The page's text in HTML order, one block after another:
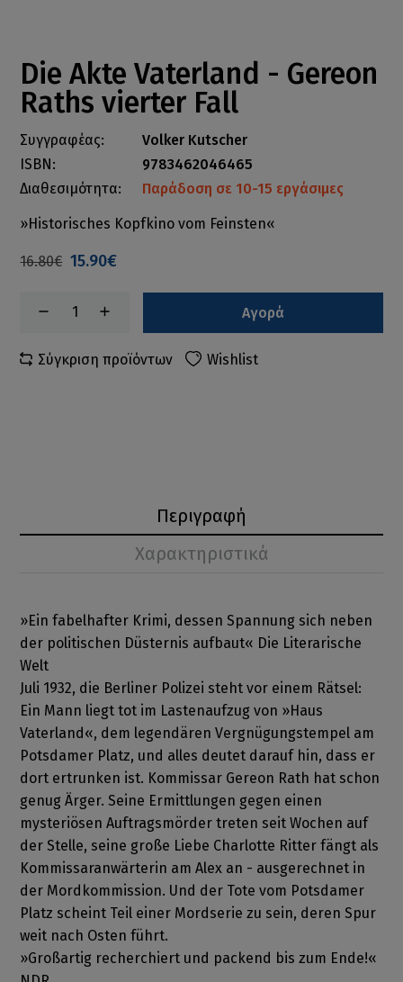
Die Akte Vaterland - Gereon
Raths vierter Fall
Συγγραφέας:
Volker Kutscher
ISBN:
9783462046465
Διαθεσιμότητα:
Παράδοση σε 10-15 εργάσιμες
»Historisches Kopfkino vom Feinsten«
16.80€ 15.90€
Αγορά
Σύγκριση προϊόντων Wishlist
Περιγραφή
Χαρακτηριστικά
»Ein fabelhafter Krimi, dessen Spannung sich neben
der politischen Düsternis aufbaut« Die Literarische
Welt
Juli 1932, die Berliner Polizei steht vor einem Rätsel:
Ein Mann liegt tot im Lastenaufzug von »Haus
Vaterland«, dem legendären Vergnügungstempel am
Potsdamer Platz, und alles deutet darauf hin, dass er
dort ertrunken ist. Kommissar Gereon Rath hat schon
genug Ärger. Seine Ermittlungen gegen einen
mysteriösen Auftragsmörder treten seit Wochen auf
der Stelle, seine große Liebe Charlotte Ritter fängt als
Kommissaranwärterin am Alex an - ausgerechnet in
der Mordkommission. Und der Tote vom Potsdamer
Platz scheint Teil einer Mordserie zu sein, deren Spur
weit nach Osten führt.
»Großartig recherchiert und packend bis zum Ende!«